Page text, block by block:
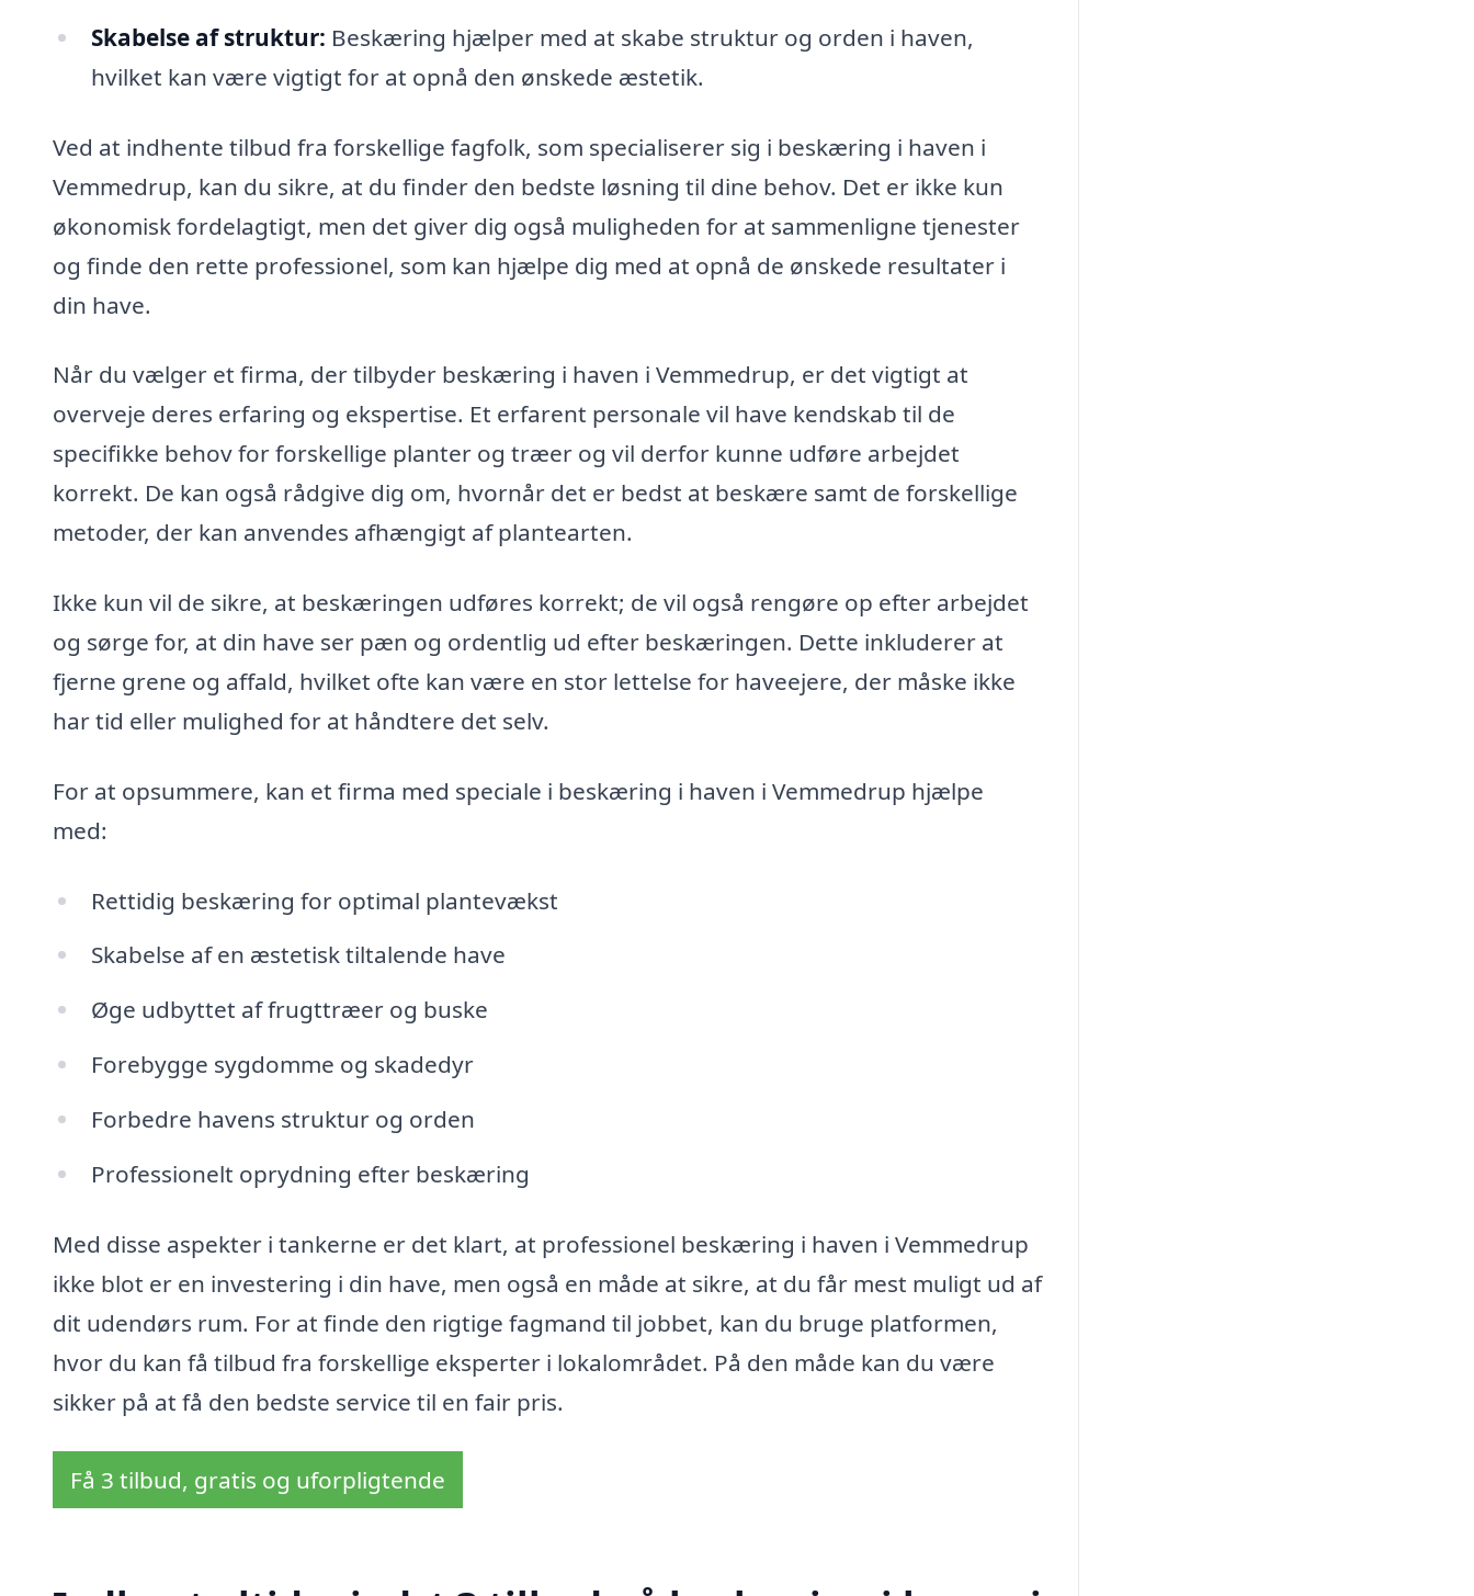
Skabelse af struktur: Beskæring hjælper med at skabe struktur og orden i haven,
hvilket kan være vigtigt for at opnå den ønskede æstetik.
Ved at indhente tilbud fra forskellige fagfolk, som specialiserer sig i beskæring i haven i
Vemmedrup, kan du sikre, at du finder den bedste løsning til dine behov. Det er ikke kun
økonomisk fordelagtigt, men det giver dig også muligheden for at sammenligne tjenester
og finde den rette professionel, som kan hjælpe dig med at opnå de ønskede resultater i
din have.
Når du vælger et firma, der tilbyder beskæring i haven i Vemmedrup, er det vigtigt at
overveje deres erfaring og ekspertise. Et erfarent personale vil have kendskab til de
specifikke behov for forskellige planter og træer og vil derfor kunne udføre arbejdet
korrekt. De kan også rådgive dig om, hvornår det er bedst at beskære samt de forskellige
metoder, der kan anvendes afhængigt af plantearten.
Ikke kun vil de sikre, at beskæringen udføres korrekt; de vil også rengøre op efter arbejdet
og sørge for, at din have ser pæn og ordentlig ud efter beskæringen. Dette inkluderer at
fjerne grene og affald, hvilket ofte kan være en stor lettelse for haveejere, der måske ikke
har tid eller mulighed for at håndtere det selv.
For at opsummere, kan et firma med speciale i beskæring i haven i Vemmedrup hjælpe
med:
Rettidig beskæring for optimal plantevækst
Skabelse af en æstetisk tiltalende have
Øge udbyttet af frugttræer og buske
Forebygge sygdomme og skadedyr
Forbedre havens struktur og orden
Professionelt oprydning efter beskæring
Med disse aspekter i tankerne er det klart, at professionel beskæring i haven i Vemmedrup
ikke blot er en investering i din have, men også en måde at sikre, at du får mest muligt ud af
dit udendørs rum. For at finde den rigtige fagmand til jobbet, kan du bruge platformen,
hvor du kan få tilbud fra forskellige eksperter i lokalområdet. På den måde kan du være
sikker på at få den bedste service til en fair pris.
Få 3 tilbud, gratis og uforpligtende